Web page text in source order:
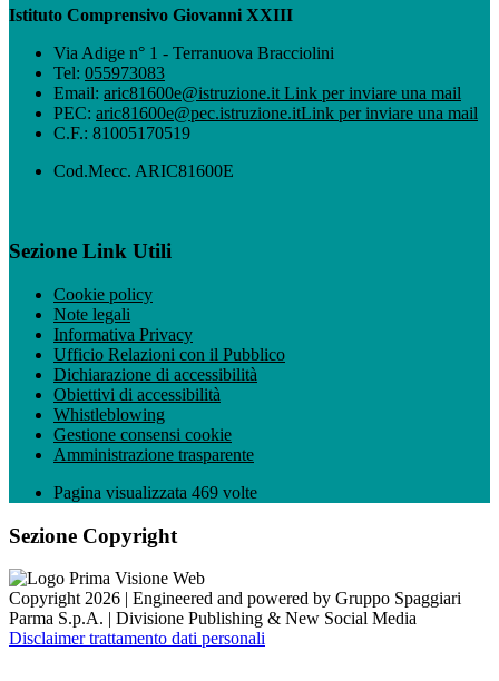
Istituto Comprensivo Giovanni XXIII
Via Adige n° 1 - Terranuova Bracciolini
Tel: 055973083
Email: aric81600e@istruzione.it Link per inviare una mail
PEC: aric81600e@pec.istruzione.itLink per inviare una mail
C.F.: 81005170519
Cod.Mecc. ARIC81600E
Sezione Link Utili
Cookie policy
Note legali
Informativa Privacy
Ufficio Relazioni con il Pubblico
Dichiarazione di accessibilità
Obiettivi di accessibilità
Whistleblowing
Gestione consensi cookie
Amministrazione trasparente
Pagina visualizzata 469 volte
Sezione Copyright
Copyright 2026 | Engineered and powered by Gruppo Spaggiari
Parma S.p.A. | Divisione Publishing & New Social Media
Disclaimer trattamento dati personali